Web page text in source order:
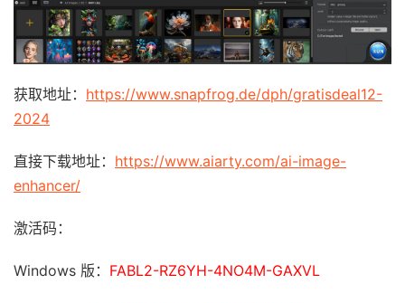
获取地址： https://www.snapfrog.de/dph/gratisdeal12-
2024
直接下载地址： https://www.aiarty.com/ai-image-
enhancer/
激活码：
Windows 版： FABL2-RZ6YH-4NO4M-GAXVL